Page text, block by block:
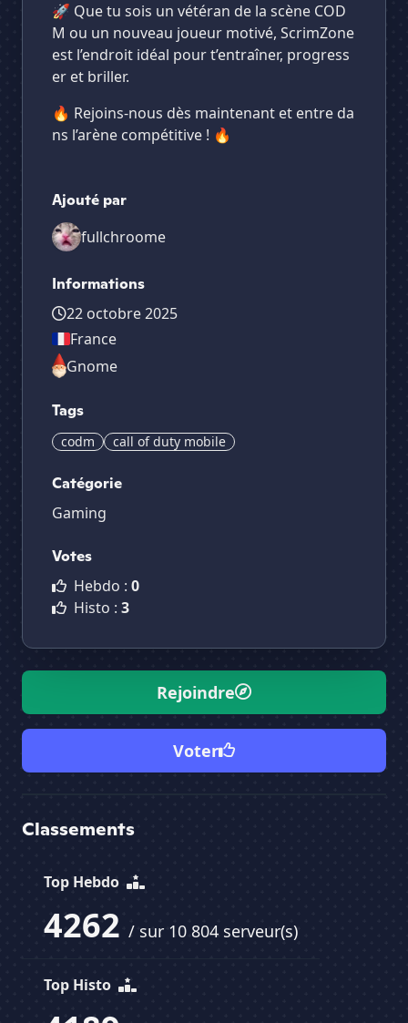
🚀 Que tu sois un vétéran de la scène COD
M ou un nouveau joueur motivé, ScrimZone
est l’endroit idéal pour t’entraîner, progress
er et briller.
🔥 Rejoins-nous dès maintenant et entre da
ns l’arène compétitive ! 🔥
Ajouté par
fullchroome
Informations
22 octobre 2025
France
Gnome
Tags
codm call of duty mobile
Catégorie
Gaming
Votes
Hebdo : 0
Histo : 3
Rejoindre
Voter
Classements
Top Hebdo
4262 / sur 10 804 serveur(s)
Top Histo